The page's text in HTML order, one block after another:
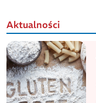
Aktualności